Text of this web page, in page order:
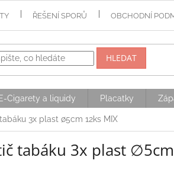
ŘEŠENÍ SPORŮ OBCHODNÍ
HLEDAT
E-Cigarety a liquidy Placatky
3x plast ∅5cm 12ks MIX
tabáku 3x plast